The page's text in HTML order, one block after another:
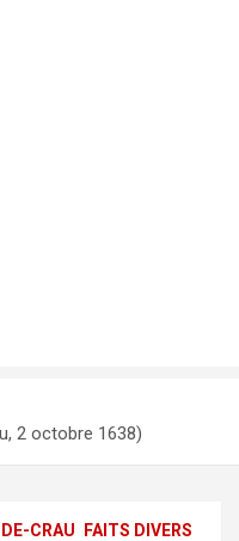
2 octobre 1638)
CRAU
FAITS DIVERS